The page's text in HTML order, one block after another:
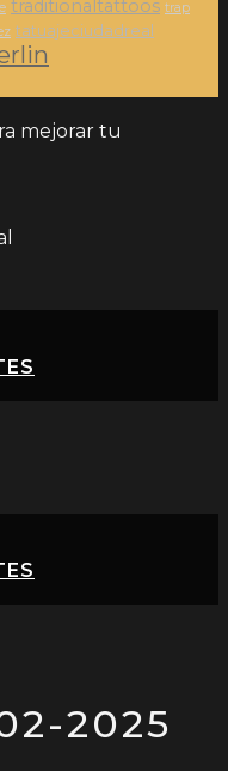
traditionaltattoos trap
tatuajeciudadreal
mejorar tu
2025